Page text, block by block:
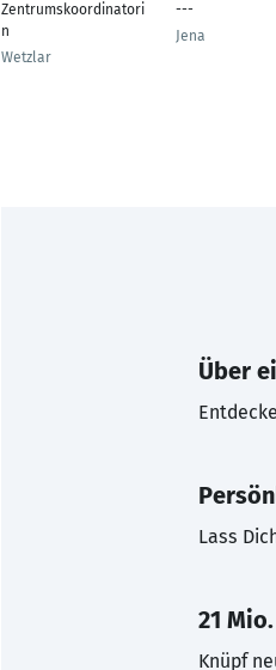
Zentrumskoordinatori
n
Wetzlar
---
Jena
Über
Lass
21
Knüpf